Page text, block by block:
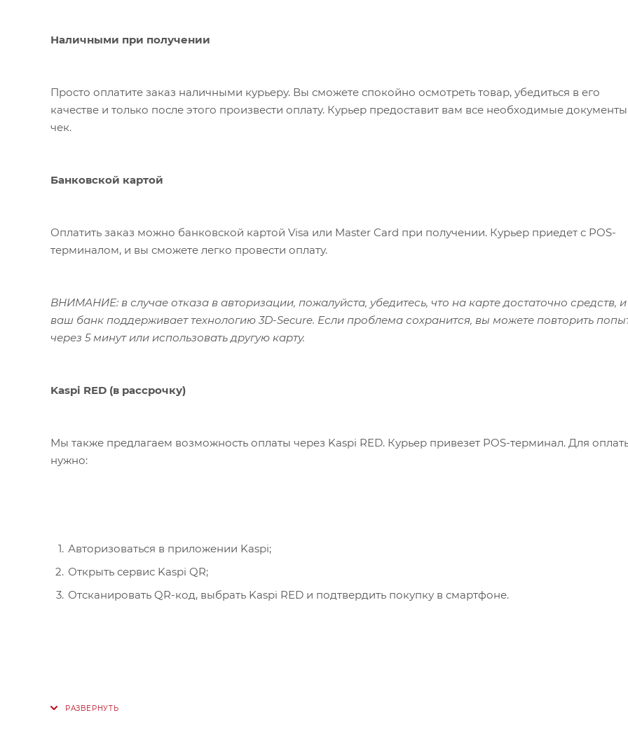
Наличными при получении
Просто оплатите заказ наличными курьеру. Вы сможете спокойно осмотреть товар, убедиться в его
качестве и только после этого произвести оплату. Курьер предоставит вам все необходимые
чек.
Банковской картой
Оплатить заказ можно банковской картой Visa или Master Card при получении. Курьер приедет с POS-
терминалом, и вы сможете легко провести оплату.
ВНИМАНИЕ: в случае отказа в авторизации, пожалуйста, убедитесь, что на карте достаточно средств, и
ваш банк поддерживает технологию 3D-Secure. Если проблема сохранится, вы можете повторить
через 5 минут или использовать другую карту.
Kaspi RED (в рассрочку)
Мы также предлагаем возможность оплаты через Kaspi RED. Курьер привезет POS-терминал. Для
нужно:
Авторизоваться в приложении Kaspi;
Открыть сервис Kaspi QR;
Отсканировать QR-код, выбрать Kaspi RED и подтвердить покупку в смартфоне.